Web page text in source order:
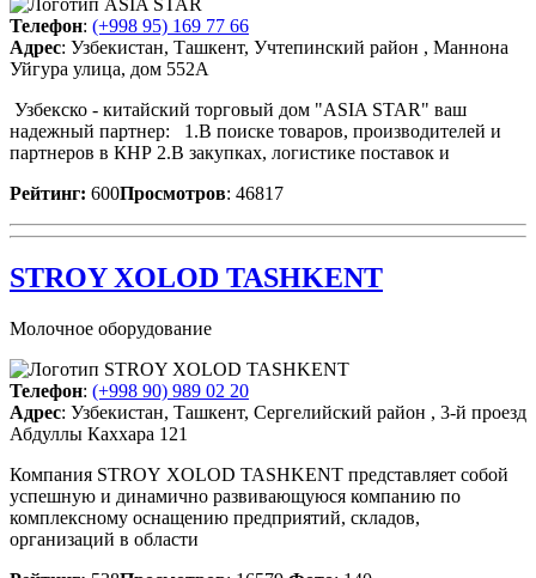
Телефон: (+998 95) 169 77 66
Адрес: Узбекистан, Ташкент, Учтепинский район , Маннона
Уйгура улица, дом 552А
Узбекско - китайский торговый дом "ASIA STAR" ваш
надежный партнер: 1.В поиске товаров, производителей и
партнеров в КНР 2.В закупках, логистике поставок и
Рейтинг: 600Просмотров: 46817
STROY XOLOD TASHKENT
Молочное оборудование
Телефон: (+998 90) 989 02 20
Адрес: Узбекистан, Ташкент, Сергелийский район , 3-й проезд
Абдуллы Каххара 121
Компания STROY XOLOD TASHKENT представляет собой
успешную и динамично развивающуюся компанию по
комплексному оснащению предприятий, складов,
организаций в области